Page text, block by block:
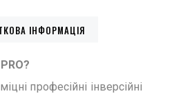
ІНФОРМАЦІЯ
професійні інверсійні